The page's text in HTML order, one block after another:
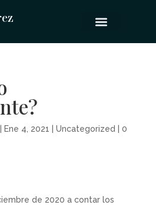
Ene 4, 2021 Uncategorized
0
de 2020 a contar los